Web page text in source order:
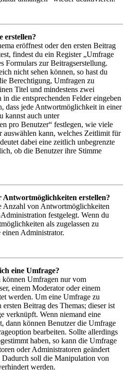
erstellen?
eröffnest oder den ersten Beitrag
findest du ein Register „Umfrage
Formulars zur Beitragserstellung.
nicht sehen können, so hast du
Berechtigung, Umfragen zu
Titel und mindestens zwei
die entsprechenden Felder eingeben
dass jede Antwortmöglichkeit in einer
kannst auch unter
pro Benutzer“ festlegen, wie viele
auswählen kann, welches Zeitlimit für
dabei eine zeitlich unbegrenzte
ob die Benutzer ihre Stimme
erstellen?
Anzahl von Antwortmöglichkeiten
festgelegt. Wenn du
als zugelassen zu
Administrator.
eine Umfrage?
können Umfragen nur vom
einem Moderator oder einem
werden. Um eine Umfrage zu
ersten Beitrag des Themas; dieser ist
verknüpft. Wenn niemand eine
dann können Benutzer die Umfrage
bearbeiten. Sollte allerdings
haben, so kann die Umfrage
oder Administratoren geändert
Dadurch soll die Manipulation von
werden.